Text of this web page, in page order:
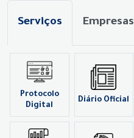
Serviços Empresas
Protocolo
Digital
Diário Oficial